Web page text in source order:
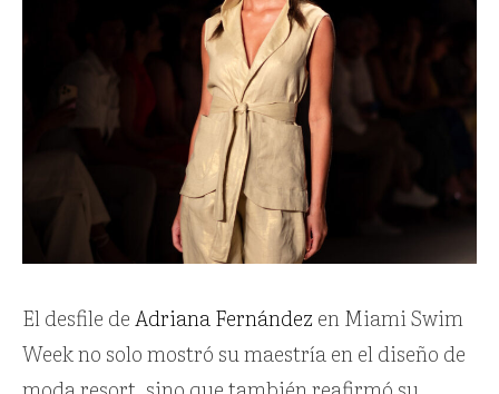
El desfile de Adriana Fernández en Miami Swim
Week no solo mostró su maestría en el diseño de